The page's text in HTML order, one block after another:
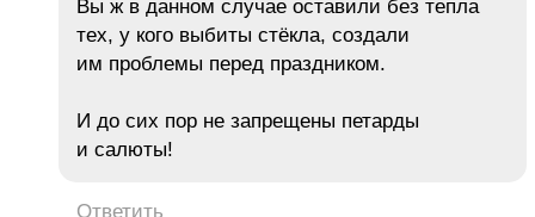
Вы ж в данном случае оставили без тепла
тех, у кого выбиты стёкла, создали
им проблемы перед праздником.
И до сих пор не запрещены петарды
и салюты!
Ответить